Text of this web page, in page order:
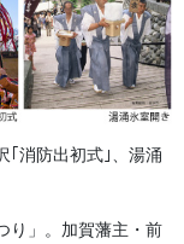
曜も営業。
ン到来 チャッ
｢消防出初式｣、湯涌
り」。加賀藩主・前